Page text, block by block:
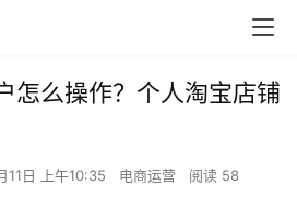
怎么操作？个人淘宝店铺
11日 上午10:35 电商运营 阅读 58